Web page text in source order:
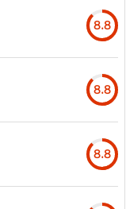
8.8
8.8
8.8